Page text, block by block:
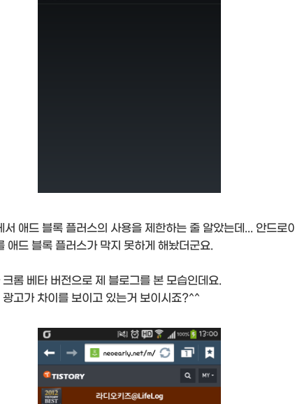
애드 블록 플러스의 사용을 제한하는 줄 알았는데... 안드로이
애드 블록 플러스가 막지 못하게 해놨더군요.
롬 베타 버전으로 제 블로그를 본 모습인데요.
고가 차이를 보이고 있는거 보이시죠?^^